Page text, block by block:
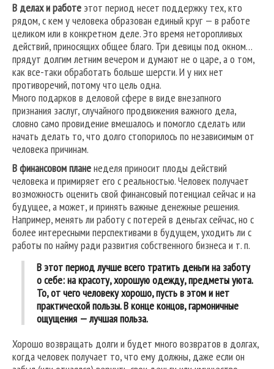
В делах и работеэтот период несет поддержку тех, кто
рядом, с кем у человека образован единый круг — в работе
целиком или в конкретном деле. Это время неторопливых
действий, приносящих общее благо. Три девицы под окном…
прядут долгим летним вечером и думают не о царе, а о том,
как все-таки обработать больше шерсти. И у них нет
противоречий, потому что цель одна.
Много подарков в деловой сфере в виде внезапного
признания заслуг, случайного продвижения важного дела,
словно само провидение вмешалось и помогло сделать или
начать делать то, что долго стопорилось по независимым от
человека причинам.
В финансовом планенеделя приносит плоды действий
человека и примиряет его с реальностью. Человек получает
возможность оценить свой финансовый потенциал сейчас и на
будущее, а может, и принять важные денежные решения.
Например, менять ли работу с потерей в деньгах сейчас, но с
более интересными перспективами в будущем, уходить ли с
работы по найму ради развития собственного бизнеса и т. п.
В этот период лучше всего тратить деньги на заботу
о себе: на красоту, хорошую одежду, предметы уюта.
То, от чего человеку хорошо, пусть в этом и нет
практической пользы. В конце концов, гармоничные
ощущения — лучшая польза.
Хорошо возвращать долги и будет много возвратов в долгах,
когда человек получает то, что ему должны, даже если он